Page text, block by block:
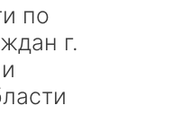
по
г.